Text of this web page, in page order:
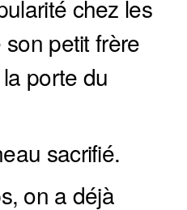
chez les
petit frère
porte du
sacrifié.
on a déjà